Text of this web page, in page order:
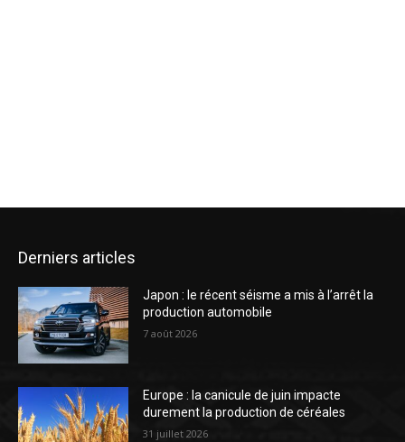
Derniers articles
Japon : le récent séisme a mis à l’arrêt la
production automobile
7 août 2026
Europe : la canicule de juin impacte
durement la production de céréales
31 juillet 2026